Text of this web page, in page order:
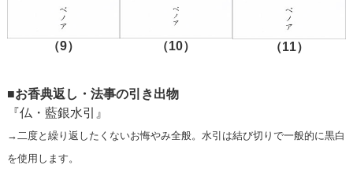
（9） （10） （11）
■お香典返し・法事の引き出物
『仏・藍銀水引』
→二度と繰り返したくないお悔やみ全般。水引は結び切りで一般的に黒白
を使用します。